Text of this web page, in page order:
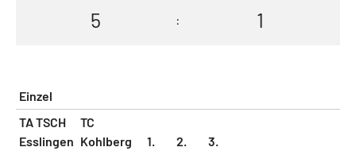
5 : 1
Einzel
TA TSCH
Esslingen
TC
Kohlberg
1.
2.
3.